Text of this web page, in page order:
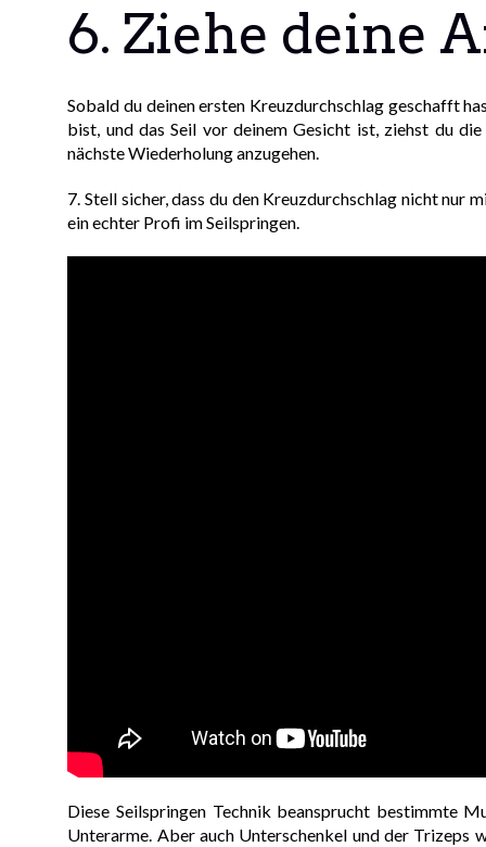
6. Ziehe deine
Sobald du deinen ersten Kreuzdurchschlag geschafft
bist, und das Seil vor deinem Gesicht ist, ziehst du
nächste Wiederholung anzugehen.
7. Stell sicher, dass du den Kreuzdurchschlag nicht nur
ein echter Profi im Seilspringen.
Diese Seilspringen Technik beansprucht bestimmte
Unterarme. Aber auch Unterschenkel und der Trizeps